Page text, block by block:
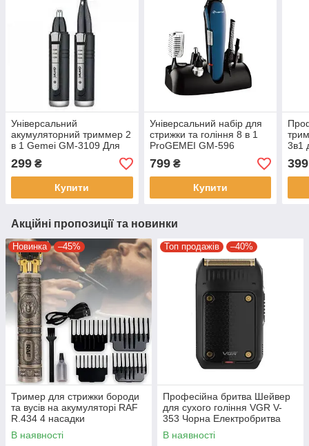
Універсальний
акумуляторний триммер 2
в 1 Gemei GM-3109 Для
видалення волосся в носі
та стрижки брів
299 ₴
Купити
Універсальний набір для
стрижки та гоління 8 в 1
ProGEMEI GM-596
Тример-бритва з різними
насадками
799₴
Купити
3в1
вух
399
Акційні пропозиції та новинки
Новинка –45%
Тример для стрижки бороди
та вусів на акумуляторі RAF
R.434 4 насадки
В наявності
Топ продажів –40%
Професійна бритва Шейвер
для сухого гоління VGR V-
353 Чорна Електробритва
портативна чоловіча
В наявності